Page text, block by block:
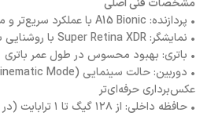
مشخصات فنی اصلی
• پردازنده: A15 Bionic با عملکرد سریع‌تر و مصرف انرژی کمتر
• نمایشگر: Super Retina XDR با روشنایی بالاتر
• باتری: بهبود محسوس در طول عمر باتری
عکس‌برداری حرفه‌ای‌تر
• حافظه داخلی: از ۱۲۸ گیگ تا ۱ ترابایت (در مدل‌های Pro)